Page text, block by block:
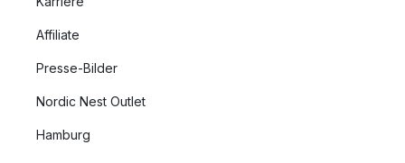
Affiliate
Presse-Bilder
Nordic Nest Outlet
Hamburg